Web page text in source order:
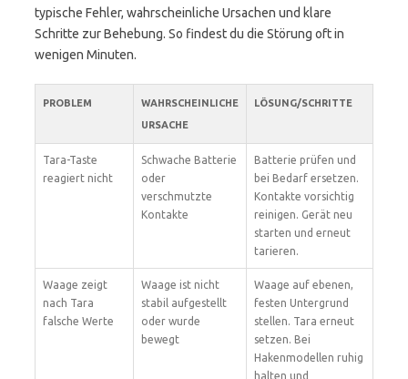
typische Fehler, wahrscheinliche Ursachen und klare
Schritte zur Behebung. So findest du die Störung oft in
wenigen Minuten.
PROBLEM
WAHRSCHEINLICHE
URSACHE
LÖSUNG/SCHRITTE
Tara-Taste
reagiert nicht
Schwache Batterie
oder
verschmutzte
Kontakte
Batterie prüfen und
bei Bedarf ersetzen.
Kontakte vorsichtig
reinigen. Gerät neu
starten und erneut
tarieren.
Waage zeigt
nach Tara
falsche Werte
Waage ist nicht
stabil aufgestellt
oder wurde
bewegt
Waage auf ebenen,
festen Untergrund
stellen. Tara erneut
setzen. Bei
Hakenmodellen ruhig
halten und